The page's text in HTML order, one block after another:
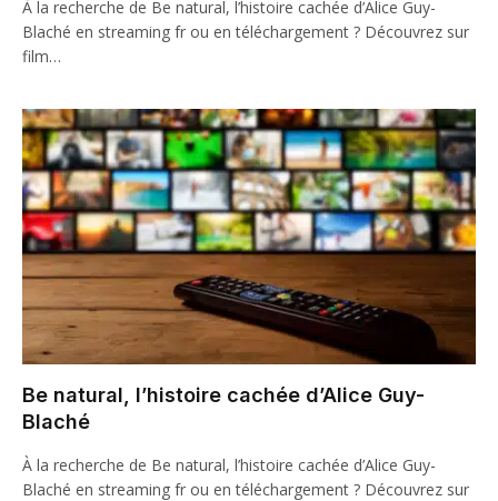
À la recherche de Be natural, l’histoire cachée d’Alice Guy-
Blaché en streaming fr ou en téléchargement ? Découvrez sur
film…
Be natural, l’histoire cachée d’Alice Guy-
Blaché
À la recherche de Be natural, l’histoire cachée d’Alice Guy-
Blaché en streaming fr ou en téléchargement ? Découvrez sur